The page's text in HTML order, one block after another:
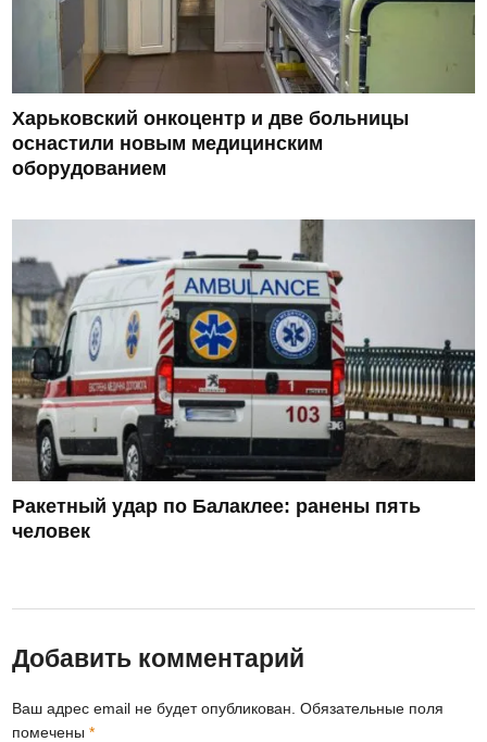
Харьковский онкоцентр и две больницы
оснастили новым медицинским
оборудованием
Ракетный удар по Балаклее: ранены пять
человек
Добавить комментарий
Ваш адрес email не будет опубликован. Обязательные поля
помечены*